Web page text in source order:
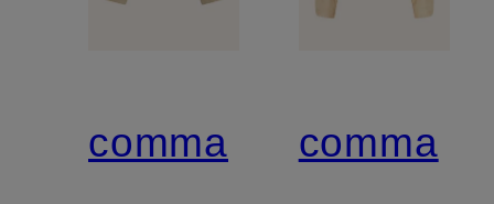
comma
comma